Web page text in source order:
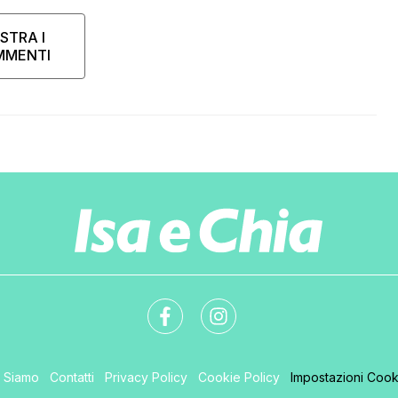
I
Siamo Contatti Privacy Policy Cookie Policy Impostazioni